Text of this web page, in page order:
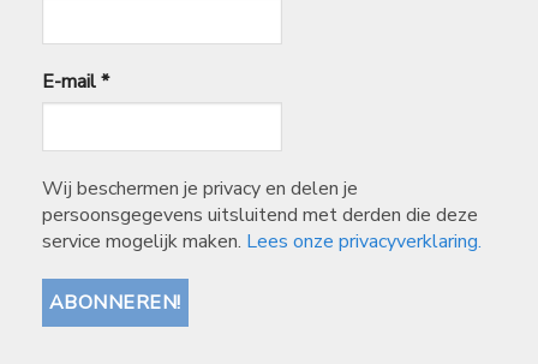
E-mail*
Wij beschermen je privacy en delen je
persoonsgegevens uitsluitend met derden die deze
service mogelijk maken. Lees onze privacyverklaring.